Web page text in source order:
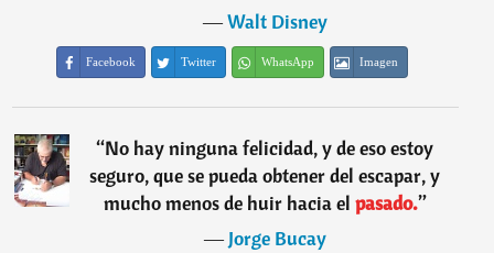
―Walt Disney
Facebook Twitter WhatsApp Imagen
“No hay ninguna felicidad, y de eso estoy
seguro, que se pueda obtener del escapar, y
mucho menos de huir hacia el pasado.”
―Jorge Bucay